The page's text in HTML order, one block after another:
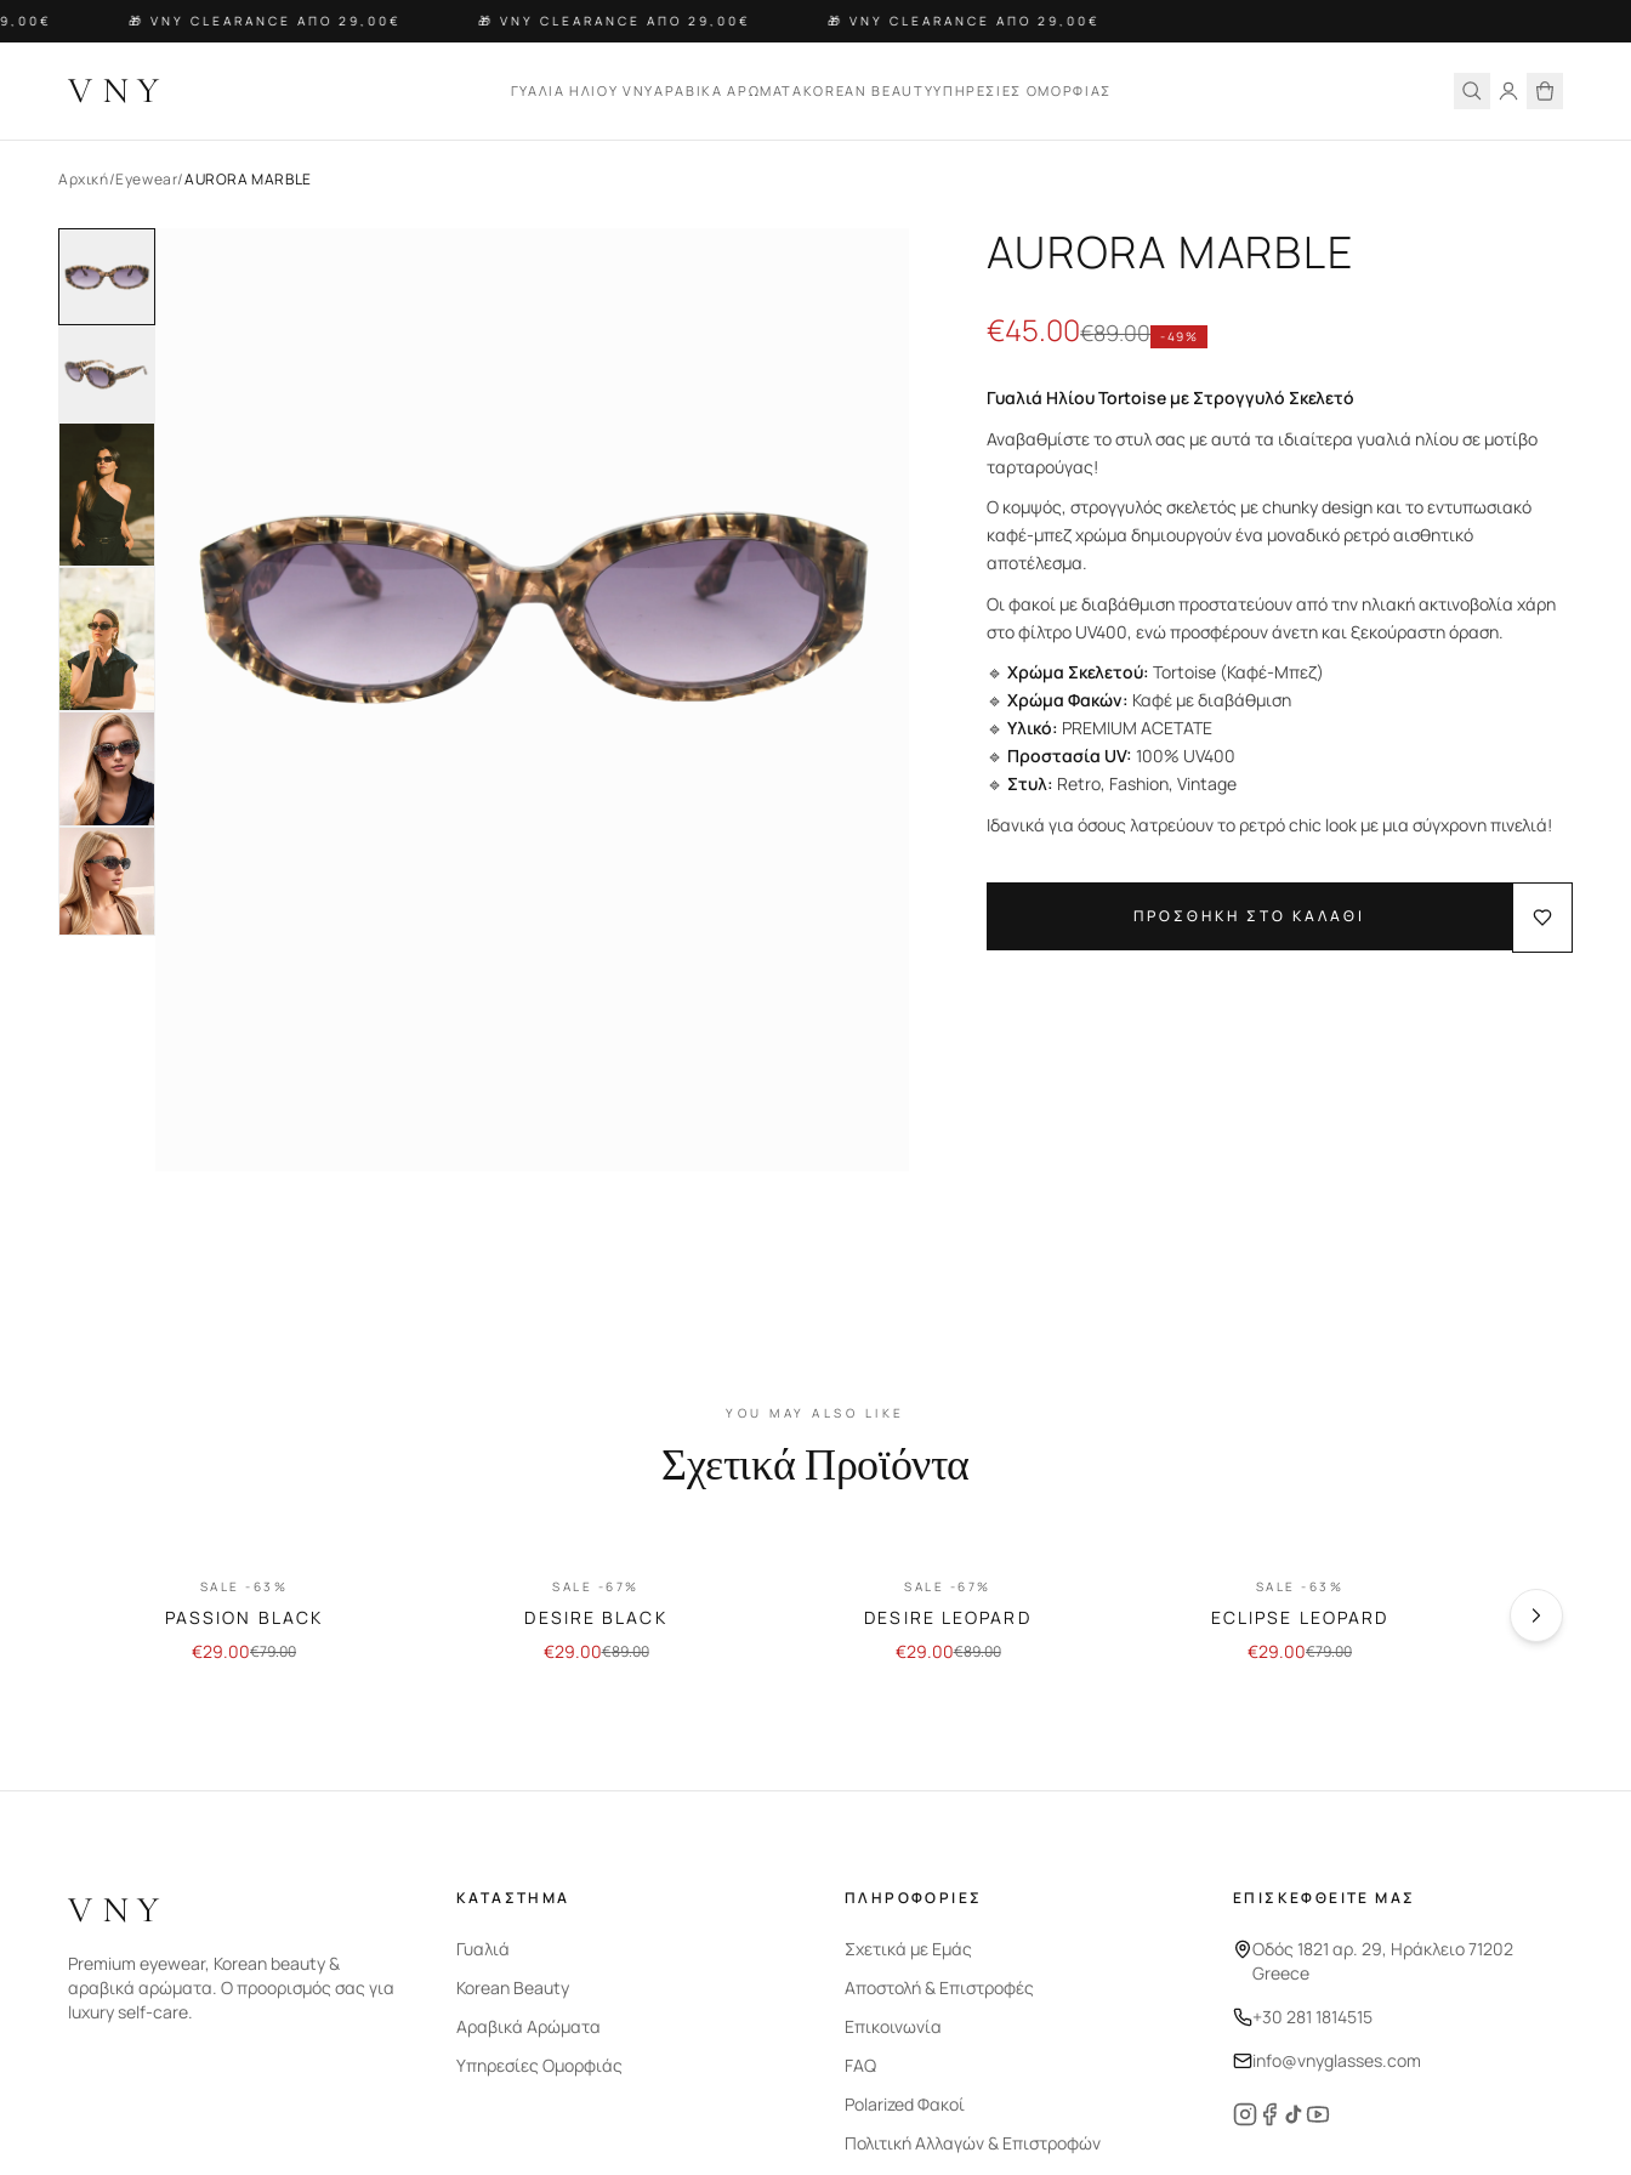
🎁 VNY CLEARANCE ΑΠΟ 29,00€ 🎁 VNY CLEARANCE ΑΠΟ 29,00€ 🎁 VNY CLEARANCE ΑΠΟ 29,00€
VNY ΓΥΑΛΙΑ ΗΛΙΟΥ VNYΑΡΑΒΙΚΑ ΑΡΩΜΑΤΑKOREAN BEAUTYΥΠΗΡΕΣΙΕΣ ΟΜΟΡΦΙΑΣ
Αρχική/Eyewear/AURORA MARBLE
AURORA MARBLE
€45.00€89.00 -49%
Γυαλιά Ηλίου Tortoise με Στρογγυλό Σκελετό
Αναβαθμίστε το στυλ σας με αυτά τα ιδιαίτερα γυαλιά ηλίου σε μοτίβο
ταρταρούγας!
Ο κομψός, στρογγυλός σκελετός με chunky design και το εντυπωσιακό
καφέ-μπεζ χρώμα δημιουργούν ένα μοναδικό ρετρό αισθητικό
αποτέλεσμα.
Οι φακοί με διαβάθμιση προστατεύουν από την ηλιακή ακτινοβολία χάρη
στο φίλτρο UV400, ενώ προσφέρουν άνετη και ξεκούραστη όραση.
🔹Χρώμα Σκελετού: Tortoise (Καφέ-Μπεζ)
🔹Χρώμα Φακών: Καφέ με διαβάθμιση
🔹Υλικό: PREMIUM ACETATE
🔹 Προστασία UV: 100% UV400
🔹 Στυλ: Retro, Fashion, Vintage
Ιδανικά για όσους λατρεύουν το ρετρό chic look με μια σύγχρονη πινελιά!
ΠΡΟΣΘΗΚΗ ΣΤΟ ΚΑΛΑΘΙ
YOU MAY ALSO LIKE
Σχετικά Προϊόντα
SALE -63%
PASSION BLACK
€29.00€79.00
SALE -67%
DESIRE BLACK
€29.00€89.00
SALE -67%
DESIRE LEOPARD
€29.00€89.00
SALE -63%
ECLIPSE LEOPARD
€29.00€79.00
VNY
Premium eyewear, Korean beauty &
αραβικά αρώματα. Ο προορισμός σας για
luxury self-care.
ΚΑΤΑΣΤΗΜΑ
Γυαλιά
Korean Beauty
Αραβικά Αρώματα
Υπηρεσίες Ομορφιάς
ΠΛΗΡΟΦΟΡΙΕΣ
Σχετικά με Εμάς
Αποστολή & Επιστροφές
Επικοινωνία
FAQ
Polarized Φακοί
Πολιτική Αλλαγών & Επιστροφών
ΕΠΙΣΚΕΦΘΕΙΤΕ ΜΑΣ
Οδός 1821 αρ. 29, Ηράκλειο 71202
Greece
+30 281 1814515
info@vnyglasses.com